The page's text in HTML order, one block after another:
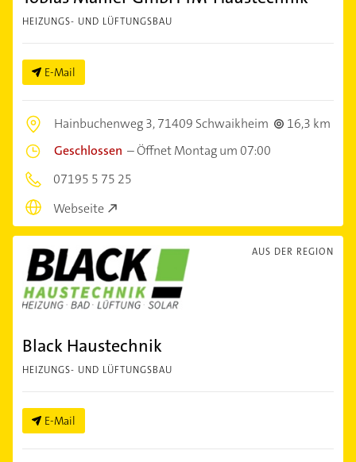
HEIZUNGS- UND LÜFTUNGSBAU
E-Mail
Hainbuchenweg 3,71409 Schwaikheim
16,3 km
Geschlossen –Öffnet Montag um 07:00
07195 5 75 25
Webseite
AUS DER REGION
Black Haustechnik
HEIZUNGS- UND LÜFTUNGSBAU
E-Mail